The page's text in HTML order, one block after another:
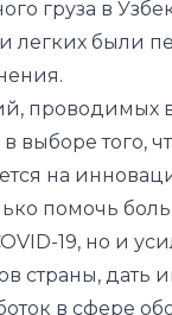
проводимых
выборе того,
на
помочь
19, но и
страны, дать
в сфере